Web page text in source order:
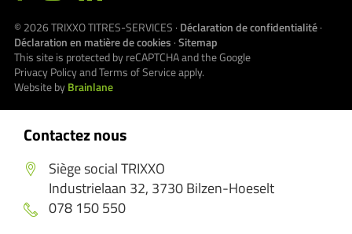
Contactez nous
Siège social TRIXXO
Industrielaan 32, 3730 Bilzen-Hoeselt
078 150 550
© 2026TRIXXO TITRES-SERVICES · Déclaration de confidentialité·
Déclaration en matière de cookies ·Sitemap
This site is protected by reCAPTCHA and the Google
Privacy PolicyandTerms of Serviceapply.
Website byBrainlane